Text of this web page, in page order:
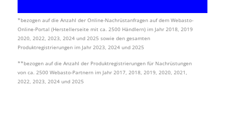
*bezogen auf die Anzahl der Online-Nachrüstanfragen auf dem Webasto-
Online-Portal (Herstellerseite mit ca. 2500 Händlern) im Jahr 2018, 2019
2020, 2022, 2023, 2024 und 2025 sowie den gesamten
Produktregistrierungen im Jahr 2023, 2024 und 2025
**bezogen auf die Anzahl der Produktregistrierungen für Nachrüstungen
von ca. 2500 Webasto-Partnern im Jahr 2017, 2018, 2019, 2020, 2021,
2022, 2023, 2024 und 2025